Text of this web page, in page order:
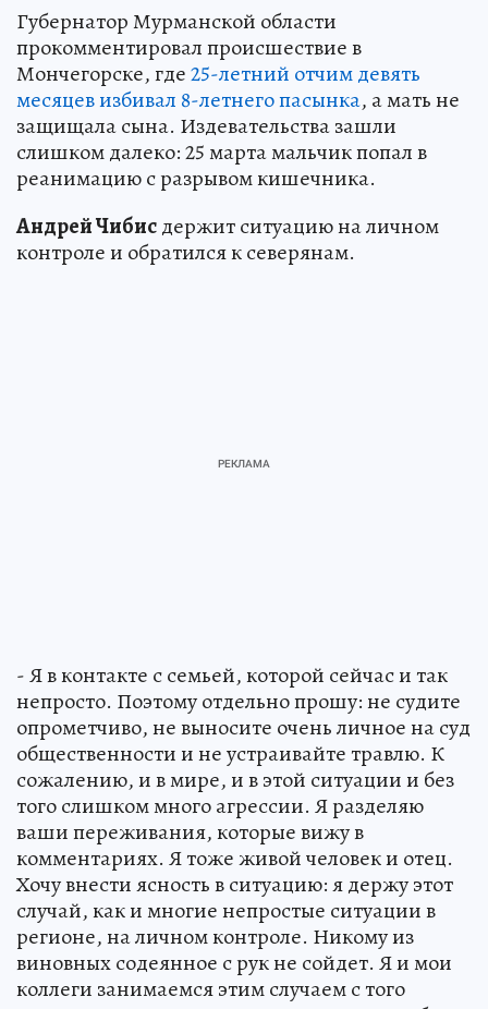
Губернатор Мурманской области
прокомментировал происшествие в
Мончегорске, где25-летний отчим девять
месяцев избивал 8-летнего пасынка, а мать не
защищала сына. Издевательства зашли
слишком далеко: 25 марта мальчик попал в
реанимацию с разрывом кишечника.
Андрей Чибисдержит ситуацию на личном
контроле и обратился к северянам.
- Я в контакте с семьей, которой сейчас и так
непросто. Поэтому отдельно прошу: не судите
опрометчиво, не выносите очень личное на суд
общественности и не устраивайте травлю. К
сожалению, и в мире, и в этой ситуации и без
того слишком много агрессии. Я разделяю
ваши переживания, которые вижу в
комментариях. Я тоже живой человек и отец.
Хочу внести ясность в ситуацию: я держу этот
случай, как и многие непростые ситуации в
регионе, на личном контроле. Никому из
виновных содеянное с рук не сойдет. Я и мои
коллеги занимаемся этим случаем с того